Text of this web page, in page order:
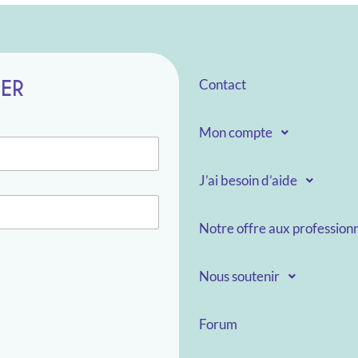
Contact
Mon compte
J’ai besoin d’aide
Notre offre aux
Nous soutenir
Forum